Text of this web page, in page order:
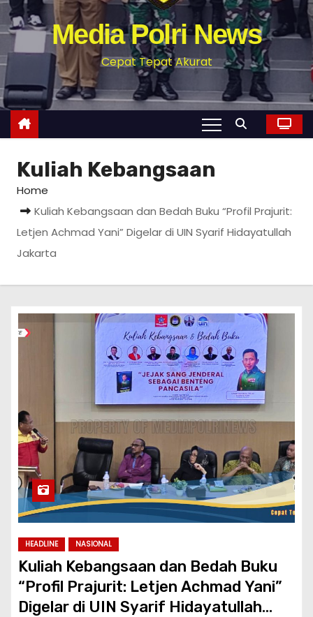
Media Polri News
Cepat Tepat Akurat
Kuliah Kebangsaan
Home
Kuliah Kebangsaan dan Bedah Buku “Profil Prajurit:
Letjen Achmad Yani” Digelar di UIN Syarif Hidayatullah
Jakarta
HEADLINE NASIONAL
Kuliah Kebangsaan dan Bedah Buku
“Profil Prajurit: Letjen Achmad Yani”
Digelar di UIN Syarif Hidayatullah